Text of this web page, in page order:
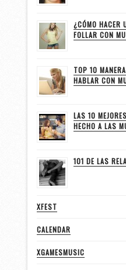
¿CÓMO HACER
FOLLAR CON
TOP 10
HABLAR CON
LAS 10
HECHO A LAS
101 DE LAS
XFEST
CALENDAR
XGAMESMUSIC